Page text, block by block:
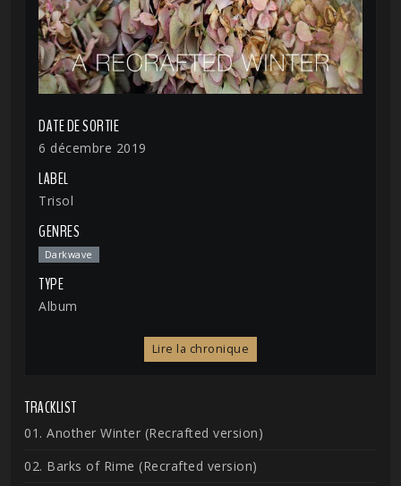
DATE DE SORTIE
6 décembre 2019
LABEL
Trisol
GENRES
Darkwave
TYPE
Album
Lire la chronique
TRACKLIST
01. Another Winter (Recrafted version)
02. Barks of Rime (Recrafted version)